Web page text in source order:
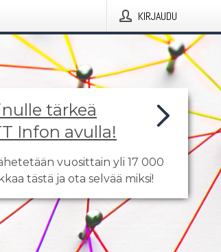
KIRJAUDU
tärkeä
Infon avulla!
vuosittain yli 17 000
tästä ja ota selvää miksi!